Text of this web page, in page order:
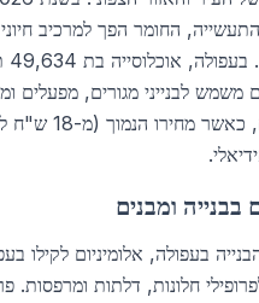
החומר הפך למרכיב
משמש לבנייני מגורים, מפעלים
ציבוריים, כאשר
בבנייה ומבנים
בעפולה, אלומיניום לקילו
חלונות, דלתות ומרפסות.